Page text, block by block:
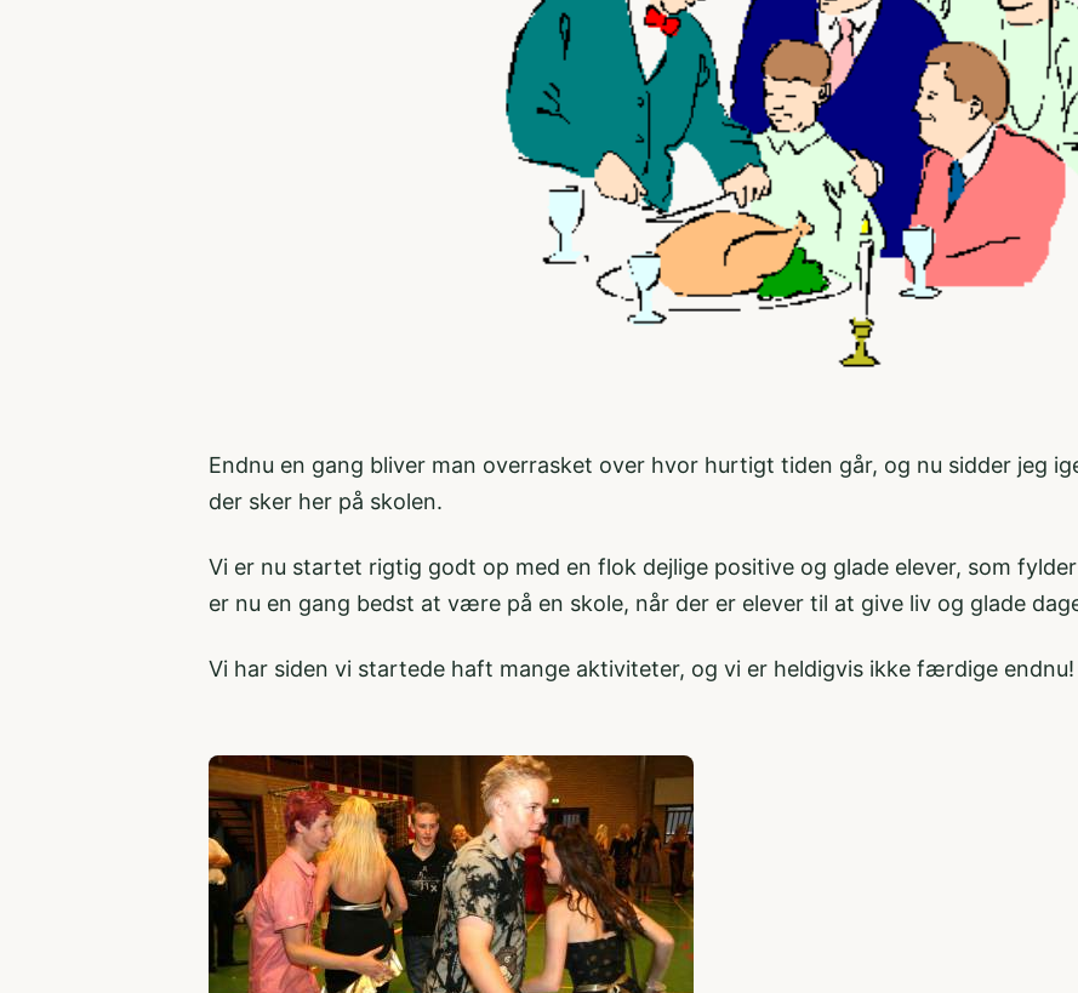
Endnu en gang bliver man overrasket over hvor hurtigt tiden går, og nu sidder jeg
der sker her på skolen.
Vi er nu startet rigtig godt op med en flok dejlige positive og glade elever, som
er nu en gang bedst at være på en skole, når der er elever til at give liv og glade
Vi har siden vi startede haft mange aktiviteter, og vi er heldigvis ikke færdige endnu!